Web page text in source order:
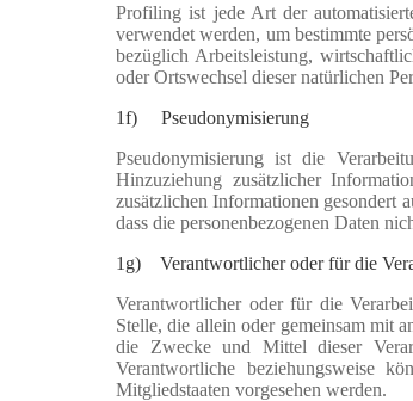
Profiling ist jede Art der
verwendet werden, um bestimmte
bezüglich Arbeitsleistung,
oder Ortswechsel dieser natürlichen
1f) Pseudonymisierung
Pseudonymisierung ist die
Hinzuziehung zusätzlicher
zusätzlichen Informationen gesondert
dass die personenbezogenen Daten
1g) Verantwortlicher oder für die
Verantwortlicher oder für die
Stelle, die allein oder gemeinsam mit
die Zwecke und Mittel dieser
Verantwortliche beziehungsweise
Mitgliedstaaten vorgesehen werden.